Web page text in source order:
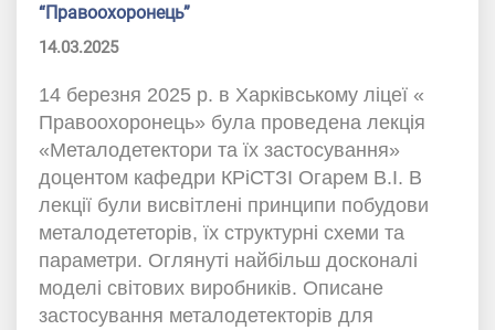
“Правоохоронець”
14.03.2025
14 березня 2025 р. в Харківському ліцеї «
Правоохоронець» була проведена лекція
«Металодетектори та їх застосування»
доцентом кафедри КРіСТЗІ Огарем В.І. В
лекції були висвітлені принципи побудови
металодететорів, їх структурні схеми та
параметри. Оглянуті найбільш досконалі
моделі світових виробників. Описане
застосування металодетекторів для